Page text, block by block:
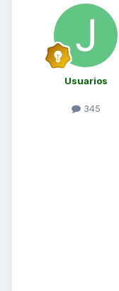
Usuarios
345